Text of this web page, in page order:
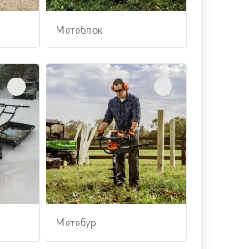
Мотоблок
Мотобур